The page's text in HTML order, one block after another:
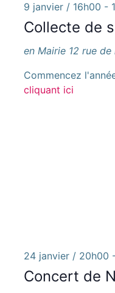
Collecte de
9 janvier / 16h00 -
en Mairie 12 rue
Commencez
cliquant ici
Concert de
24 janvier / 20h00